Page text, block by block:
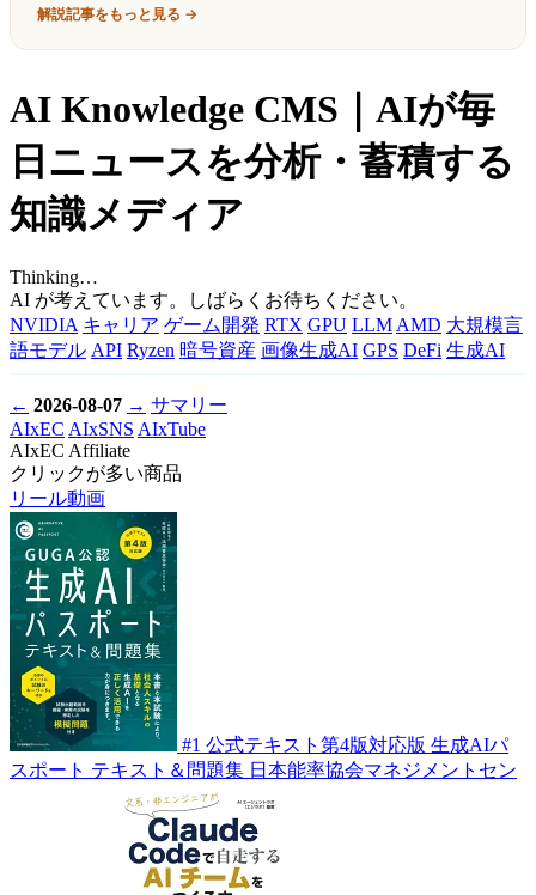
解説記事をもっと見る →
AI Knowledge CMS｜AIが毎
日ニュースを分析・蓄積する
知識メディア
Thinking…
AI が考えています。しばらくお待ちください。
NVIDIA キャリア ゲーム開発 RTX GPU LLMAMD 大規模言
語モデル API Ryzen 暗号資産 画像生成AI GPS DeFi 生成AI
← 2026-08-07 → サマリー
AIxEC AIxSNS AIxTube
AIxEC Affiliate
クリックが多い商品
リール動画
#1 公式テキスト第4版対応版 生成AIパ
スポート テキスト＆問題集 日本能率協会マネジメントセン